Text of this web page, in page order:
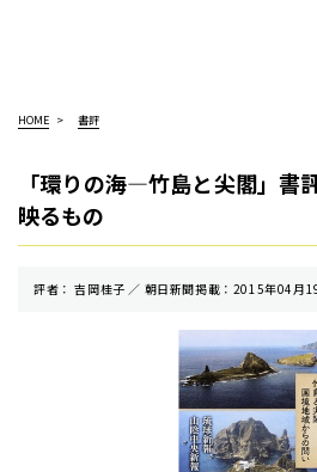
HOME 書評
「環りの海—竹島と尖閣」
映るもの
評者： 吉岡桂子 ／ 朝⽇新聞掲載：2015年04月